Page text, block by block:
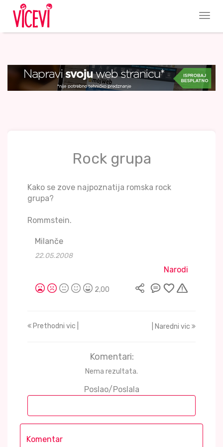
Rock grupa
Kako se zove najpoznatija romska rock
grupa?
Rommstein.
Milanče
22.05.2008
Narodi
2,00
Prethodni vic | | Naredni vic
Komentari:
Nema rezultata.
Poslao/Poslala